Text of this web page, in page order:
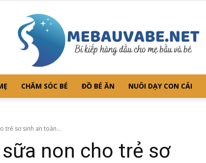
CHĂM SÓC BÉ ĐỒ BÉ ĂN NUÔI DẠY CON CÁI
trẻ sơ sinh an toàn...
non cho trẻ sơ